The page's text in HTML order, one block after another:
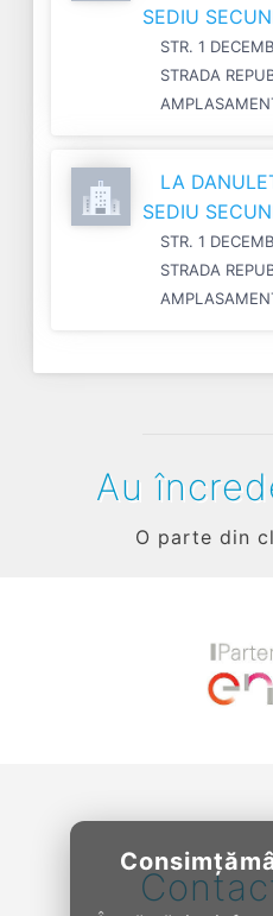
SEDIU
STR. 1
STRADA
LA
SEDIU
STR. 1
STRADA
Au
O parte din